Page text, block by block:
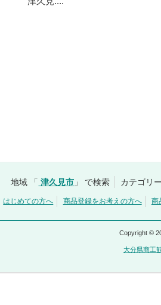
地域 「 津久見市 」 で検索 カテゴリ
はじめての方へ 商品登録をお考えの方へ 商
Copyright ©
大分県商工